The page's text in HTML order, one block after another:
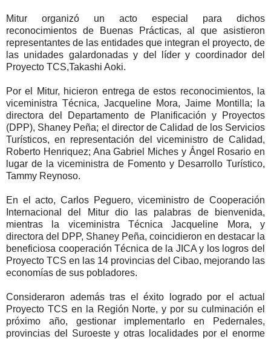
Mitur organizó un acto especial para dichos
reconocimientos de Buenas Prácticas, al que asistieron
representantes de las entidades que integran el proyecto, de
las unidades galardonadas y del líder y coordinador del
Proyecto TCS,Takashi Aoki.
Por el Mitur, hicieron entrega de estos reconocimientos, la
viceministra Técnica, Jacqueline Mora, Jaime Montilla; la
directora del Departamento de Planificación y Proyectos
(DPP), Shaney Peña; el director de Calidad de los Servicios
Turísticos, en representación del viceministro de Calidad,
Roberto Henriquez; Ana Gabriel Miches y Ángel Rosario en
lugar de la viceministra de Fomento y Desarrollo Turístico,
Tammy Reynoso.
En el acto, Carlos Peguero, viceministro de Cooperación
Internacional del Mitur dio las palabras de bienvenida,
mientras la viceministra Técnica Jacqueline Mora, y
directora del DPP, Shaney Peña, coincidieron en destacar la
beneficiosa cooperación Técnica de la JICA y los logros del
Proyecto TCS en las 14 provincias del Cibao, mejorando las
economías de sus pobladores.
Consideraron además tras el éxito logrado por el actual
Proyecto TCS en la Región Norte, y por su culminación el
próximo año, gestionar implementarlo en Pedernales,
provincias del Suroeste y otras localidades por el enorme